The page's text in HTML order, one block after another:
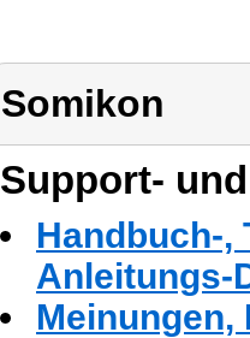
Somikon
Support-
Handbuch-,
Anleitungs-